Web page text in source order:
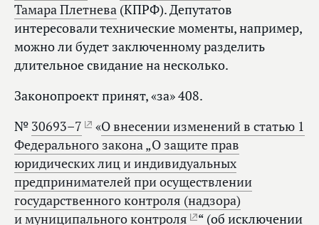
Тамара Плетнева (КПРФ). Депутатов
интересовали технические моменты, например,
можно ли будет заключенному разделить
длительное свидание на несколько.
Законопроект принят, «за» 408.
№ 30693–7 «О внесении изменений в статью 1
Федерального закона „О защите прав
юридических лиц и индивидуальных
предпринимателей при осуществлении
государственного контроля (надзора)
и муниципального контроля
“ (об исключении